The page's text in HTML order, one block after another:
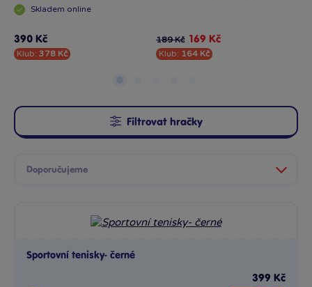
Skladem online
390 Kč
Klub: 378 Kč
189 Kč 169 Kč
Klub: 164 Kč
Filtrovat hračky
Sportovní tenisky- černé
399 Kč